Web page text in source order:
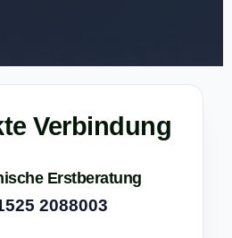
Verbindung
Erstberatung
2088003